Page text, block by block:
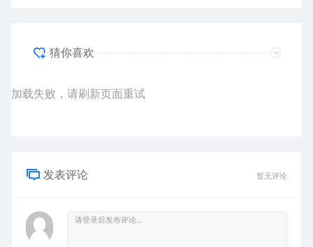
猜你喜欢
加载失败，请刷新页面重试
发表评论 暂无评论